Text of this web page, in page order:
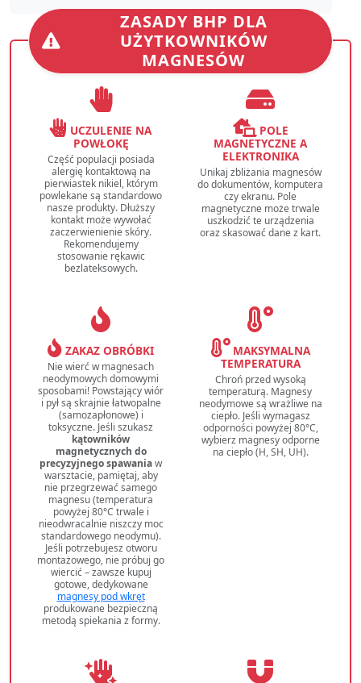
ZASADY BHP DLA
UŻYTKOWNIKÓW
MAGNESÓW
UCZULENIE NA
POWŁOKĘ
Część populacji posiada
alergię kontaktową na
pierwiastek nikiel, którym
powlekane są standardowo
nasze produkty. Dłuższy
kontakt może wywołać
zaczerwienienie skóry.
Rekomendujemy
stosowanie rękawic
bezlateksowych.
POLE
MAGNETYCZNE A
ELEKTRONIKA
Unikaj zbliżania magnesów
do dokumentów, komputera
czy ekranu. Pole
magnetyczne może trwale
uszkodzić te urządzenia
oraz skasować dane z kart.
ZAKAZ OBRÓBKI
Nie wierć w magnesach
neodymowych domowymi
sposobami! Powstający wiór
i pył są skrajnie łatwopalne
(samozapłonowe) i
toksyczne. Jeśli szukasz
kątowników
magnetycznych do
precyzyjnego spawaniaw
warsztacie, pamiętaj, aby
nie przegrzewać samego
magnesu (temperatura
powyżej 80°C trwale i
nieodwracalnie niszczy moc
standardowego neodymu).
Jeśli potrzebujesz otworu
montażowego, nie próbuj go
wiercić – zawsze kupuj
gotowe, dedykowane
magnesy pod wkręt
produkowane bezpieczną
metodą spiekania z formy.
MAKSYMALNA
TEMPERATURA
Chroń przed wysoką
temperaturą. Magnesy
neodymowe są wrażliwe na
ciepło. Jeśli wymagasz
odporności powyżej 80°C,
wybierz magnesy odporne
na ciepło (H, SH, UH).